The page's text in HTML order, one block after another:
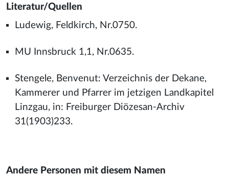
Literatur/Quellen
Ludewig, Feldkirch, Nr.0750.
MU Innsbruck 1,1, Nr.0635.
Stengele, Benvenut: Verzeichnis der Dekane,
Kammerer und Pfarrer im jetzigen Landkapitel
Linzgau, in: Freiburger Diözesan-Archiv
31(1903)233.
Andere Personen mit diesem Namen